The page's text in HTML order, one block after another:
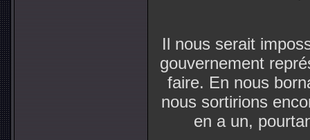
Il nous serait
gouvernement
faire. En nous
nous sortirions
en a un,